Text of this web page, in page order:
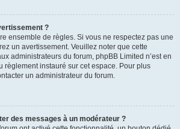
?
ensemble de règles. Si vous ne respectez pas une
un avertissement. Veuillez noter que cette
administrateurs du forum, phpBB Limited n’est en
règlement instauré sur cet espace. Pour plus
un administrateur du forum.
des messages à un modérateur ?